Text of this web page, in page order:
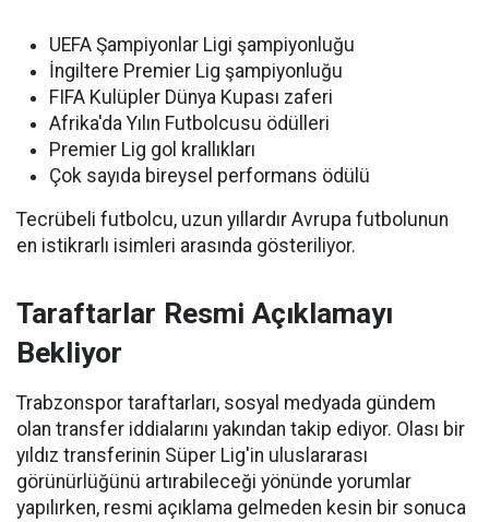
UEFA Şampiyonlar Ligi şampiyonluğu
İngiltere Premier Lig şampiyonluğu
FIFA Kulüpler Dünya Kupası zaferi
Afrika'da Yılın Futbolcusu ödülleri
Premier Lig gol krallıkları
Çok sayıda bireysel performans ödülü
Tecrübeli futbolcu, uzun yıllardır Avrupa futbolunun
en istikrarlı isimleri arasında gösteriliyor.
Taraftarlar Resmi Açıklamayı
Bekliyor
Trabzonspor taraftarları, sosyal medyada gündem
olan transfer iddialarını yakından takip ediyor. Olası bir
yıldız transferinin Süper Lig'in uluslararası
görünürlüğünü artırabileceği yönünde yorumlar
yapılırken, resmi açıklama gelmeden kesin bir sonuca